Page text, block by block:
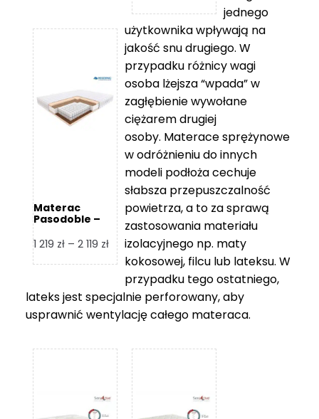
529 zł
do
869 zł
od
1
349 zł
2
459 zł
Materac
Pasodoble –
1 219 zł – 2 119 złZakres
cen:
1
219 zł
do
119 zł
jednego
użytkownika wpływają na
jakość snu drugiego. W
przypadku różnicy wagi
osoba lżejsza “wpada” w
zagłębienie wywołane
ciężarem drugiej
osoby. Materace sprężynowe
w odróżnieniu do innych
modeli podłoża cechuje
słabsza przepuszczalność
powietrza, a to za sprawą
zastosowania materiału
izolacyjnego np. maty
kokosowej, filcu lub lateksu. W
przypadku tego ostatniego,
lateks jest specjalnie perforowany, aby
usprawnić wentylację całego materaca.